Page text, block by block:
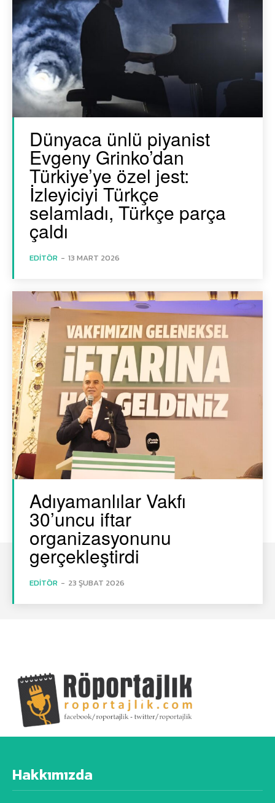
Dünyaca ünlü piyanist
Evgeny Grinko’dan
Türkiye’ye özel jest:
İzleyiciyi Türkçe
selamladı, Türkçe parça
çaldı
EDITÖR - 13 MART 2026
Adıyamanlılar Vakfı
30’uncu iftar
organizasyonunu
gerçekleştirdi
EDITÖR - 23 ŞUBAT 2026
Hakkımızda